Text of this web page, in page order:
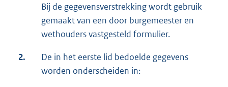
Bij de gegevensverstrekking wordt gebruik
gemaakt van een door burgemeester en
wethouders vastgesteld formulier.
2.
De in het eerste lid bedoelde gegevens
worden onderscheiden in: